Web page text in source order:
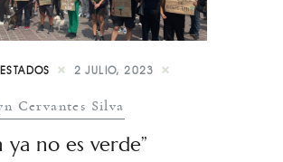
Especial
ESTADOS 2 JULIO, 2023
Cervantes Silva
ya no es verde”